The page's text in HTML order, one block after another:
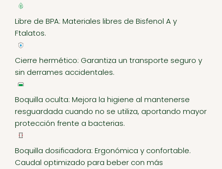
Libre de BPA: Materiales libres de Bisfenol A y
Ftalatos.
Cierre hermético: Garantiza un transporte seguro y
sin derrames accidentales.
Boquilla oculta: Mejora la higiene al mantenerse
resguardada cuando no se utiliza, aportando mayor
protección frente a bacterias.
Boquilla dosificadora: Ergonómica y confortable.
Caudal optimizado para beber con más